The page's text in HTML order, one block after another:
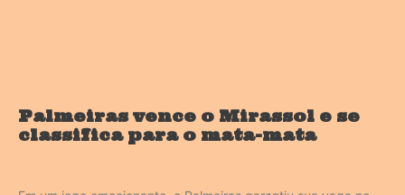
Palmeiras vence o Mirassol e se
classifica para o mata-mata